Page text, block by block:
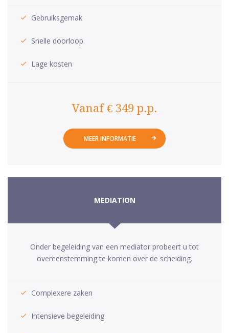
Gebruiksgemak
Snelle doorloop
Lage kosten
Vanaf € 349 p.p.
MEER INFORMATIE
MEDIATION
Onder begeleiding van een mediator probeert u tot
overeenstemming te komen over de scheiding.
Complexere zaken
Intensieve begeleiding